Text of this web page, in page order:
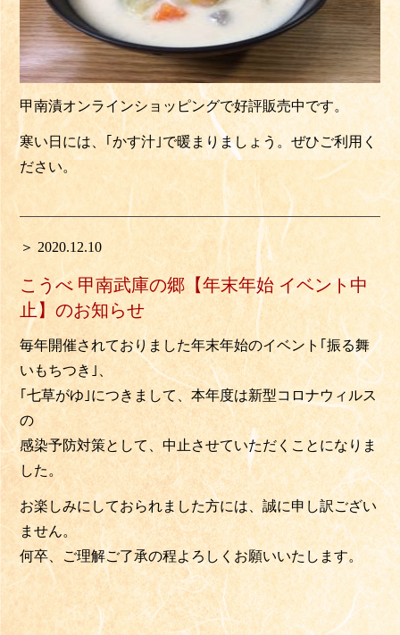
甲南漬オンラインショッピングで好評販売中です。
寒い日には、｢かす汁｣で暖まりましょう。ぜひご利用く
ださい。
＞ 2020.12.10
こうべ 甲南武庫の郷【年末年始 イベント中
止】のお知らせ
毎年開催されておりました年末年始のイベント｢振る舞
いもちつき｣、
｢七草がゆ｣につきまして、本年度は新型コロナウィルス
の
感染予防対策として、中止させていただくことになりま
した。
お楽しみにしておられました方には、誠に申し訳ござい
ません。
何卒、ご理解ご了承の程よろしくお願いいたします。